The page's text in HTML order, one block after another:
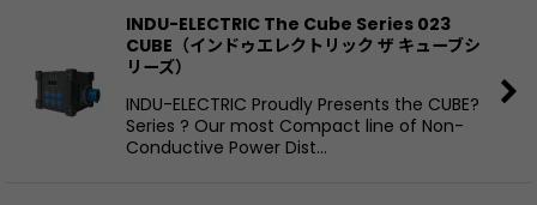
INDU-ELECTRIC The Cube Series 023
CUBE（インドゥエレクトリック ザ キューブシ
リーズ）
INDU-ELECTRIC Proudly Presents the CUBE?
Series ? Our most Compact line of Non-
Conductive Power Dist…